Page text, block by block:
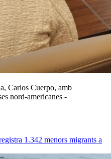
Carlos Cuerpo, amb
nord-americanes -
1.342 menors migrants a